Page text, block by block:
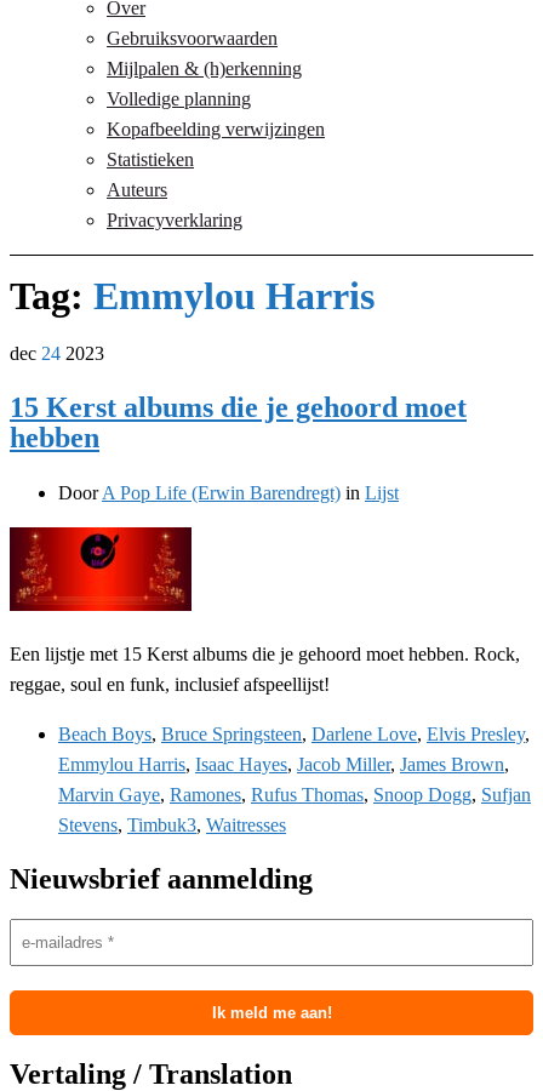
Over
Gebruiksvoorwaarden
Mijlpalen & (h)erkenning
Volledige planning
Kopafbeelding verwijzingen
Statistieken
Auteurs
Privacyverklaring
Tag: Emmylou Harris
dec 24 2023
15 Kerst albums die je gehoord moet
hebben
DoorA Pop Life (Erwin Barendregt) in Lijst
Een lijstje met 15 Kerst albums die je gehoord moet hebben. Rock,
reggae, soul en funk, inclusief afspeellijst!
Beach Boys, Bruce Springsteen, Darlene Love, Elvis Presley,
Emmylou Harris, Isaac Hayes, Jacob Miller, James Brown,
Marvin Gaye, Ramones, Rufus Thomas, Snoop Dogg, Sufjan
Stevens, Timbuk3, Waitresses
Nieuwsbrief aanmelding
Vertaling / Translation